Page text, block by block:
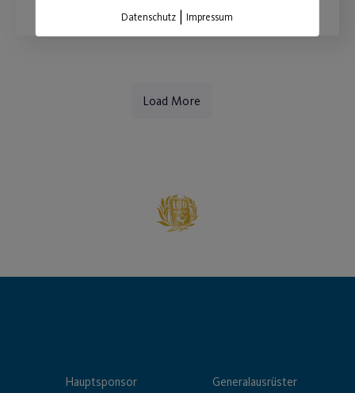
Load More
Hauptsponsor Generalausrüster
Datenschutz |Impressum